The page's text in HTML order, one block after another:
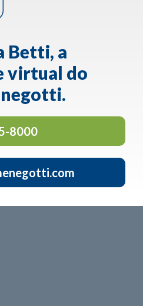
Betti, a
virtual do
8000